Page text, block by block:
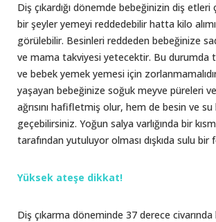
Diş çıkardığı dönemde bebeğinizin diş etleri
bir şeyler yemeyi reddedebilir hatta kilo
görülebilir. Besinleri reddeden bebeğinize
ve mama takviyesi yetecektir. Bu durumda
ve bebek yemek yemesi için
yaşayan bebeğinize soğuk meyve püreleri
ağrısını hafifletmiş olur, hem de besin ve su
geçebilirsiniz. Yoğun salya varlığında bir
tarafından yutuluyor olması dışkıda sulu
Yüksek ateşe dikkat!
Diş çıkarma döneminde 37 derece